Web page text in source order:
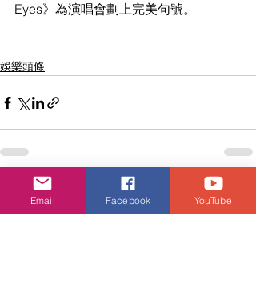
Eyes》為演唱會劃上完美句號。
娛樂頭條
相關文章 查看全部
Email Facebook YouTube